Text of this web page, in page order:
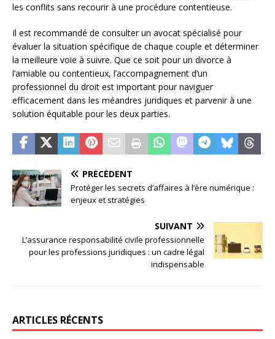
les conflits sans recourir à une procédure contentieuse.
Il est recommandé de consulter un avocat spécialisé pour
évaluer la situation spécifique de chaque couple et déterminer
la meilleure voie à suivre. Que ce soit pour un divorce à
l’amiable ou contentieux, l’accompagnement d’un
professionnel du droit est important pour naviguer
efficacement dans les méandres juridiques et parvenir à une
solution équitable pour les deux parties.
PRÉCÉDENT
Protéger les secrets d’affaires à l’ère numérique :
enjeux et stratégies
SUIVANT
L’assurance responsabilité civile professionnelle
pour les professions juridiques : un cadre légal
indispensable
ARTICLES RÉCENTS